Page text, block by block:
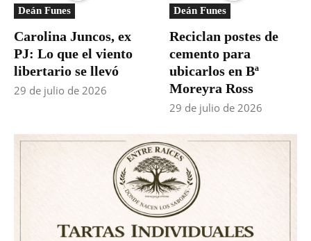
Deán Funes
Carolina Juncos, ex
PJ: Lo que el viento
libertario se llevó
29 de julio de 2026
Deán Funes
Reciclan postes de
cemento para
ubicarlos en Bª
Moreyra Ross
29 de julio de 2026